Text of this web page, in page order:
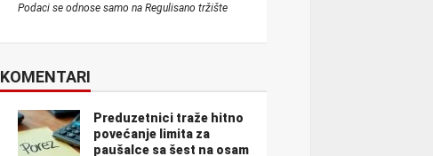
Podaci se odnose samo na Regulisano tržište
KOMENTARI
Preduzetnici traže hitno
povećanje limita za
paušalce sa šest na osam